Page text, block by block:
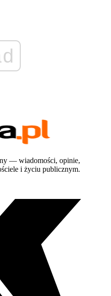
— wiadomości, opinie,
i życiu publicznym.